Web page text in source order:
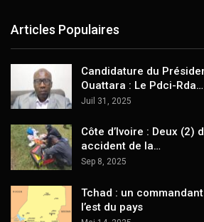
Articles Populaires
Candidature du
Ouattara : Le Pdci-Rda…
Juil 31, 2025
Côte d’Ivoire : Deux (2)
accident de la…
Sep 8, 2025
Tchad : un
l’est du pays